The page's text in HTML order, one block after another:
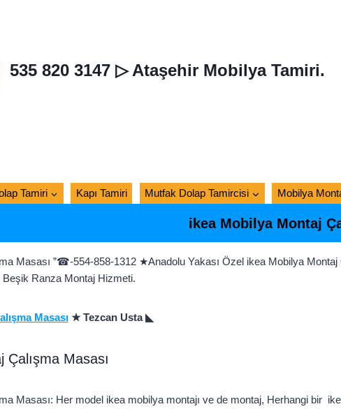
535 820 3147 ▷ Ataşehir Mobilya Tamiri.
Tamiri Kapı Tamiri Mutfak Dolap Tamircisi Mobilya
ikea Mobilya Montaj
Masası ”☎-554-858-1312 ★Anadolu Yakası Özel ikea Mobilya
Beşik Ranza Montaj Hizmeti.
Masası★ Tezcan Usta ◣
Masası
Masası: Her model ikea mobilya montajı ve de montaj, Herhangi bir